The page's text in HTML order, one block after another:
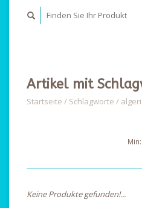
Artikel mit
Startseite / Schlagworte /
Keine Produkte gefunden!...